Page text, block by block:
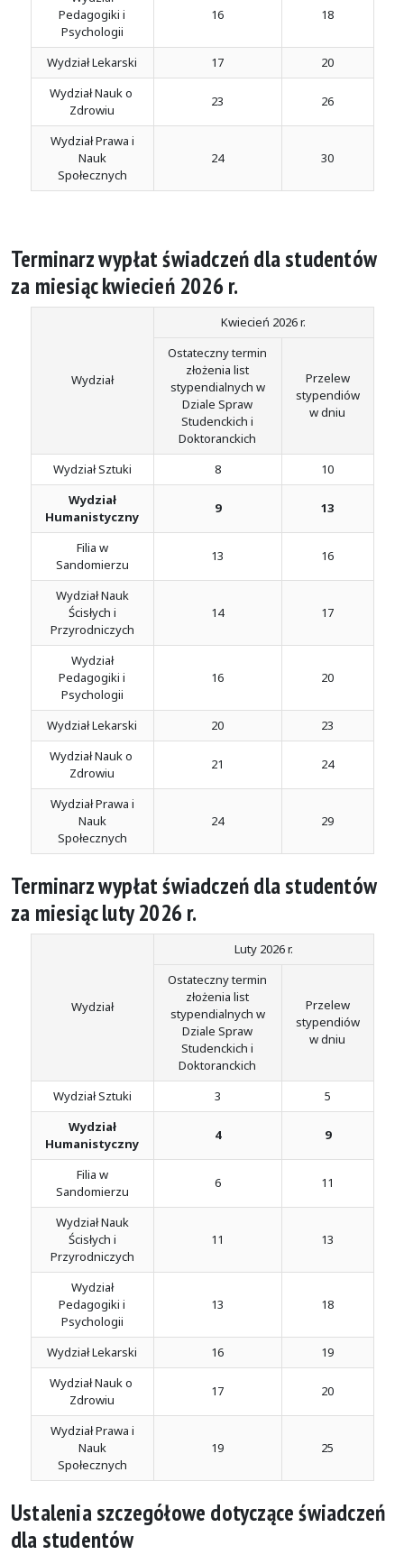
Pedagogiki i
Psychologii
16 18
Wydział Lekarski 17
20
Wydział Nauk o
Zdrowiu
23 26
Wydział Prawa i
Nauk
Społecznych
24 30
Terminarz wypłat świadczeń dla studentów
za miesiąc kwiecień 2026 r.
Wydział
Kwiecień 2026 r.
Ostateczny termin
złożenia list
stypendialnych w
Dziale Spraw
Studenckich i
Doktoranckich
Przelew
stypendiów
w dniu
Wydział Sztuki 8
10
Wydział
Humanistyczny
9 13
Filia w
Sandomierzu
13 16
Wydział Nauk
Ścisłych i
Przyrodniczych
14 17
Wydział
Pedagogiki i
Psychologii
16 20
Wydział Lekarski 20
23
Wydział Nauk o
Zdrowiu
21 24
Wydział Prawa i
Nauk
Społecznych
24 29
Terminarz wypłat świadczeń dla studentów
za miesiąc luty 2026 r.
Wydział
Luty 2026 r.
Ostateczny termin
złożenia list
stypendialnych w
Dziale Spraw
Studenckich i
Doktoranckich
Przelew
stypendiów
w dniu
Wydział Sztuki 3
5
Wydział
Humanistyczny
4 9
Filia w
Sandomierzu
6 11
Wydział Nauk
Ścisłych i
Przyrodniczych
11 13
Wydział
Pedagogiki i
Psychologii
13 18
Wydział Lekarski 16
19
Wydział Nauk o
Zdrowiu
17 20
Wydział Prawa i
Nauk
Społecznych
19 25
Ustalenia szczegółowe dotyczące świadczeń
dla studentów